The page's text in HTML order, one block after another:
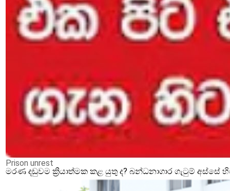
Prison unrest
මරණ දඩුවම ක්‍රියාත්මක කළ යුතු ද? බන්ධනාගාර ගැටුම්